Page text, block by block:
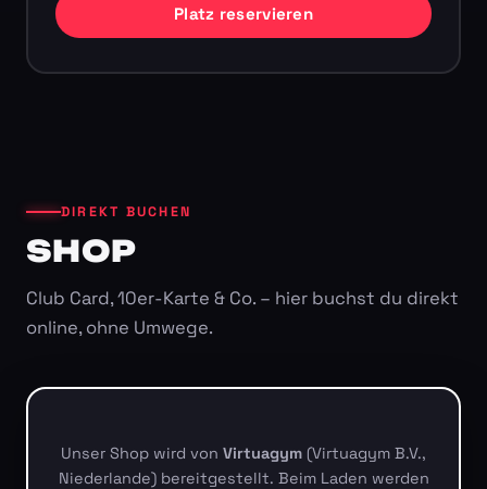
Platz reservieren
DIREKT BUCHEN
SHOP
Club Card, 10er-Karte & Co. – hier buchst du direkt
online, ohne Umwege.
Unser Shop wird von Virtuagym (Virtuagym B.V.,
Niederlande) bereitgestellt. Beim Laden werden